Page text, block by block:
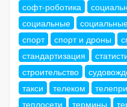
софт-роботика
социальные
спорт
спорт и дроны
стандартизация
строительство
такси
телеком
теплосети
термины